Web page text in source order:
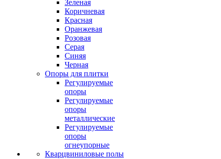
Зеленая
Коричневая
Красная
Оранжевая
Розовая
Серая
Синяя
Черная
Опоры для плитки
Регулируемые
опоры
Регулируемые
опоры
металлические
Регулируемые
опоры
огнеупорные
Кварцвиниловые полы